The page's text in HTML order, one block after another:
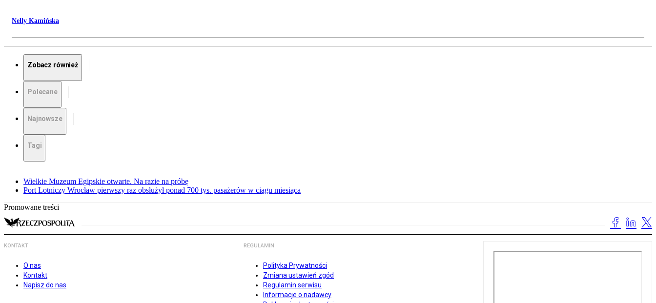
Nelly Kamińska
Zobacz również
Polecane
Najnowsze
Tagi
Wielkie Muzeum Egipskie otwarte. Na razie na próbę
Port Lotniczy Wrocław pierwszy raz obsłużył ponad 700 tys. pasażerów w ciągu miesiąca
Promowane treści
KONTAKT
O nas
Kontakt
Napisz do nas
REGULAMIN
Polityka Prywatności
Zmiana ustawień zgód
Regulamin serwisu
Informacje o nadawcy